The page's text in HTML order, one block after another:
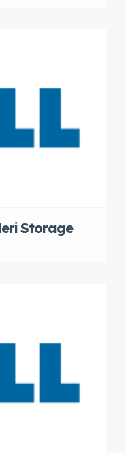
Storage